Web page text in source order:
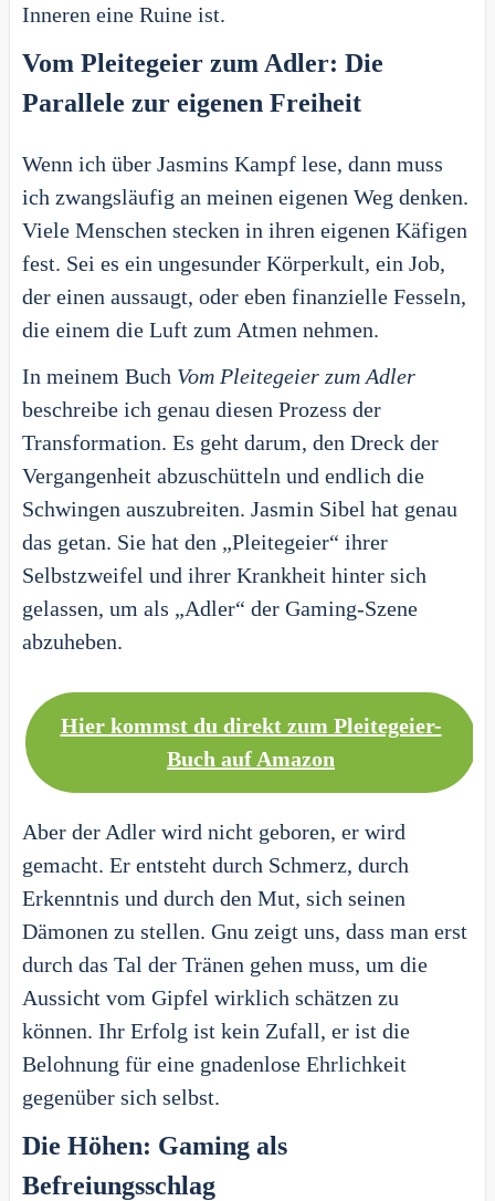
Inneren eine Ruine ist.
Vom Pleitegeier zum Adler: Die
Parallele zur eigenen Freiheit
Wenn ich über Jasmins Kampf lese, dann muss
ich zwangsläufig an meinen eigenen Weg denken.
Viele Menschen stecken in ihren eigenen Käfigen
fest. Sei es ein ungesunder Körperkult, ein Job,
der einen aussaugt, oder eben finanzielle Fesseln,
die einem die Luft zum Atmen nehmen.
In meinem Buch Vom Pleitegeier zum Adler
beschreibe ich genau diesen Prozess der
Transformation. Es geht darum, den Dreck der
Vergangenheit abzuschütteln und endlich die
Schwingen auszubreiten. Jasmin Sibel hat genau
das getan. Sie hat den „Pleitegeier“ ihrer
Selbstzweifel und ihrer Krankheit hinter sich
gelassen, um als „Adler“ der Gaming-Szene
abzuheben.
Hier kommst du direkt zum Pleitegeier-
Buch auf Amazon
Aber der Adler wird nicht geboren, er wird
gemacht. Er entsteht durch Schmerz, durch
Erkenntnis und durch den Mut, sich seinen
Dämonen zu stellen. Gnu zeigt uns, dass man erst
durch das Tal der Tränen gehen muss, um die
Aussicht vom Gipfel wirklich schätzen zu
können. Ihr Erfolg ist kein Zufall, er ist die
Belohnung für eine gnadenlose Ehrlichkeit
gegenüber sich selbst.
Die Höhen: Gaming als
Befreiungsschlag